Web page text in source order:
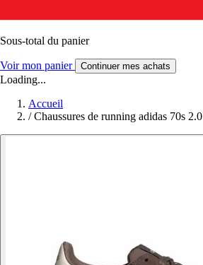
Sous-total du panier
Voir mon panier Continuer mes achats
Loading...
Accueil
/ Chaussures de running adidas 70s 2.0